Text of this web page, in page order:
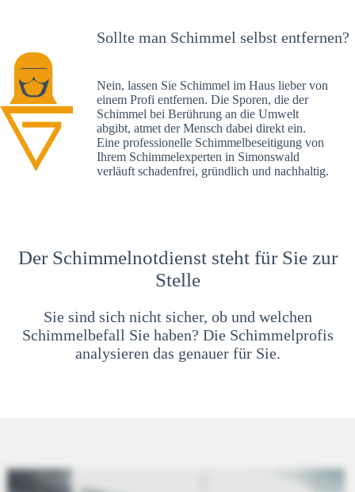
Sollte man Schimmel selbst entfernen?
Nein, lassen Sie Schimmel im Haus lieber von
einem Profi entfernen. Die Sporen, die der
Schimmel bei Berührung an die Umwelt
abgibt, atmet der Mensch dabei direkt ein.
Eine professionelle Schimmelbeseitigung von
Ihrem Schimmelexperten in Simonswald
verläuft schadenfrei, gründlich und nachhaltig.
Der Schimmelnotdienst steht für Sie zur
Stelle
Sie sind sich nicht sicher, ob und welchen
Schimmelbefall Sie haben? Die Schimmelprofis
analysieren das genauer für Sie.